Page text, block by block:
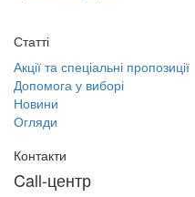
Статті
Акції та спеціальні пропозиції
Допомога у виборі
Новини
Огляди
Контакти
Call-центр